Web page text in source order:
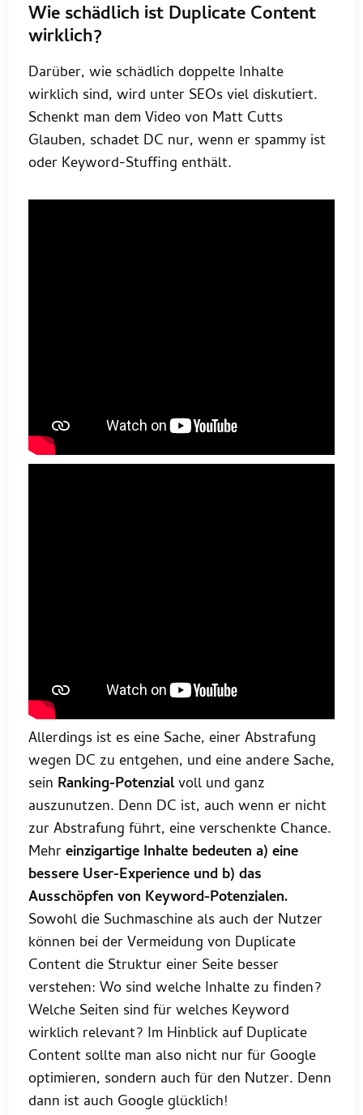
Wie schädlich ist Duplicate Content
wirklich?
Darüber, wie schädlich doppelte Inhalte
wirklich sind, wird unter SEOs viel diskutiert.
Schenkt man dem Video von Matt Cutts
Glauben, schadet DC nur, wenn er spammy ist
oder Keyword-Stuffing enthält.
Allerdings ist es eine Sache, einer Abstrafung
wegen DC zu entgehen, und eine andere Sache,
sein Ranking-Potenzialvoll und ganz
auszunutzen. Denn DC ist, auch wenn er nicht
zur Abstrafung führt, eine verschenkte Chance.
Mehreinzigartige Inhalte bedeuten a) eine
bessere User-Experience und b) das
Ausschöpfen von Keyword-Potenzialen.
Sowohl die Suchmaschine als auch der Nutzer
können bei der Vermeidung von Duplicate
Content die Struktur einer Seite besser
verstehen: Wo sind welche Inhalte zu finden?
Welche Seiten sind für welches Keyword
wirklich relevant? Im Hinblick auf Duplicate
Content sollte man also nicht nur für Google
optimieren, sondern auch für den Nutzer. Denn
dann ist auch Google glücklich!